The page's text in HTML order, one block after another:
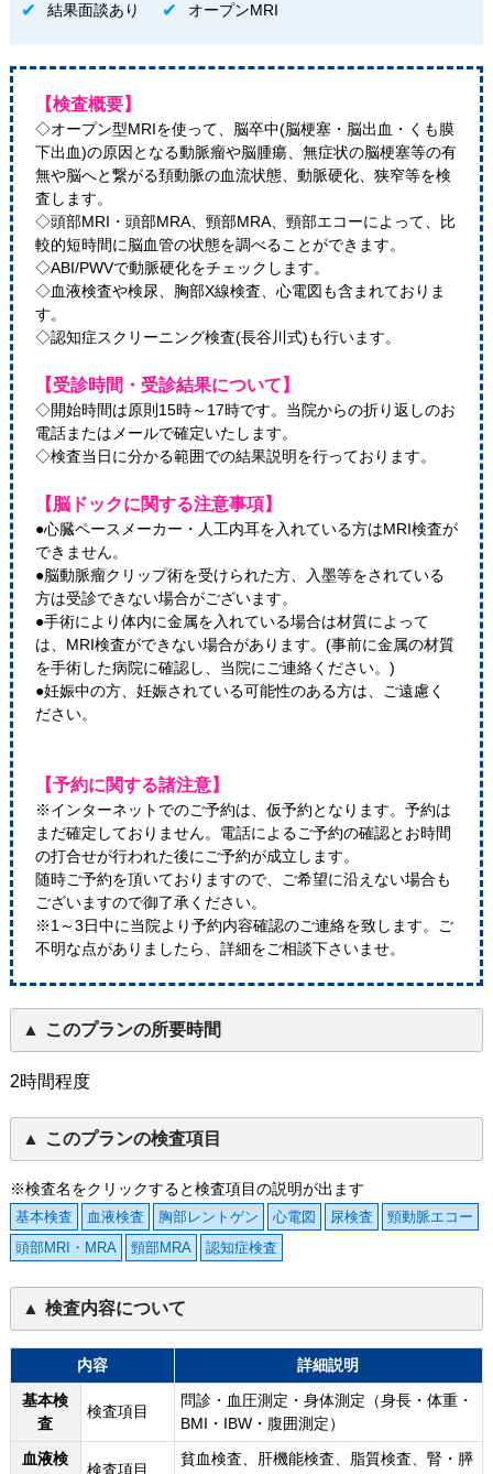
結果面談あり オープンMRI
【検査概要】
◇オープン型MRIを使って、脳卒中(脳梗塞・脳出血・くも膜
下出血)の原因となる動脈瘤や脳腫瘍、無症状の脳梗塞等の有
無や脳へと繋がる頚動脈の血流状態、動脈硬化、狭窄等を検
査します。
◇頭部MRI・頭部MRA、頸部MRA、頸部エコーによって、比
較的短時間に脳血管の状態を調べることができます。
◇ABI/PWVで動脈硬化をチェックします。
◇血液検査や検尿、胸部X線検査、心電図も含まれておりま
す。
◇認知症スクリーニング検査(長谷川式)も行います。
【受診時間・受診結果について】
◇開始時間は原則15時～17時です。当院からの折り返しのお
電話またはメールで確定いたします。
◇検査当日に分かる範囲での結果説明を行っております。
【脳ドックに関する注意事項】
●心臓ペースメーカー・人工内耳を入れている方はMRI検査が
できません。
●脳動脈瘤クリップ術を受けられた方、入墨等をされている
方は受診できない場合がございます。
●手術により体内に金属を入れている場合は材質によって
は、MRI検査ができない場合があります。(事前に金属の材質
を手術した病院に確認し、当院にご連絡ください。)
●妊娠中の方、妊娠されている可能性のある方は、ご遠慮く
ださい。
【予約に関する諸注意】
※インターネットでのご予約は、仮予約となります。予約は
まだ確定しておりません。電話によるご予約の確認とお時間
の打合せが行われた後にご予約が成立します。
随時ご予約を頂いておりますので、ご希望に沿えない場合も
ございますので御了承ください。
※1～3日中に当院より予約内容確認のご連絡を致します。ご
不明な点がありましたら、詳細をご相談下さいませ。
このプランの所要時間
2時間程度
このプランの検査項目
※検査名をクリックすると検査項目の説明が出ます
基本検査 血液検査 胸部レントゲン 心電図 尿検査
頸動脈エコー
頭部MRI・MRA
頸部MRA 認知症検査
検査内容について
内容
詳細説明
基本検
査
検査項目
問診・血圧測定・身体測定（身長・体重・
BMI・IBW・腹囲測定）
血液検
検査項目
貧血検査、肝機能検査、脂質検査、腎・膵